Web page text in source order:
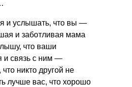
и услышать, что вы —
и заботливая мама
что ваши
и связь с ним —
что никто другой не
лучше вас, что хорошо